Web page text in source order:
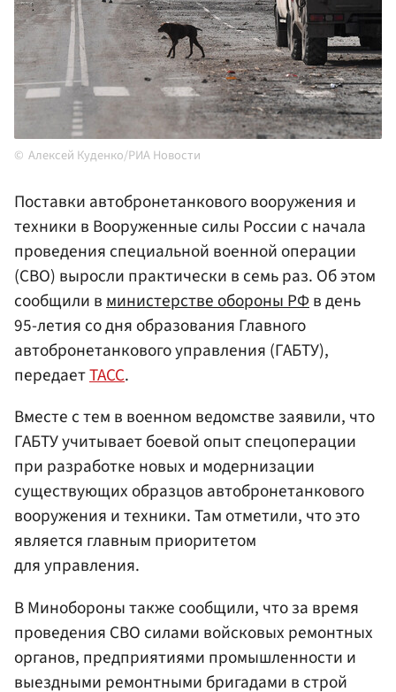
Алексей Куденко/РИА Новости
Поставки автобронетанкового вооружения и
техники в Вооруженные силы России с начала
проведения специальной военной операции
(СВО) выросли практически в семь раз. Об этом
сообщили вминистерстве обороны РФв день
95-летия со дня образования Главного
автобронетанкового управления (ГАБТУ),
передаетТАСС.
Вместе с тем в военном ведомстве заявили, что
ГАБТУ учитывает боевой опыт спецоперации
при разработке новых и модернизации
существующих образцов автобронетанкового
вооружения и техники. Там отметили, что это
является главным приоритетом
для управления.
В Минобороны также сообщили, что за время
проведения СВО силами войсковых ремонтных
органов, предприятиями промышленности и
выездными ремонтными бригадами в строй